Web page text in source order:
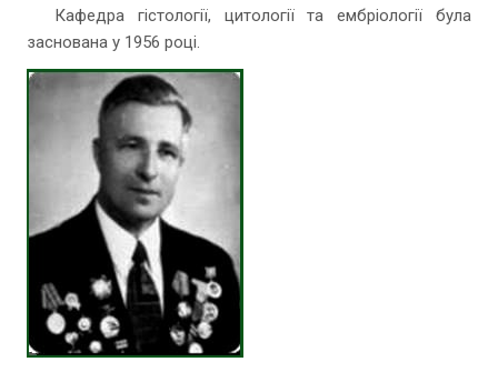
Кафедра гістології, цитології та ембріології була
заснована у 1956 році.